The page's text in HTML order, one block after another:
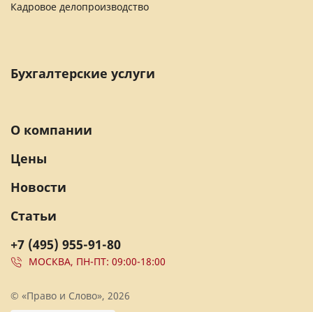
Кадровое делопроизводство
Бухгалтерские услуги
+7 (495) 955-91-80
МОСКВА, ПН-ПТ: 09:00-18:00
О компании
Цены
Новости
Статьи
© «Право и Слово», 2026